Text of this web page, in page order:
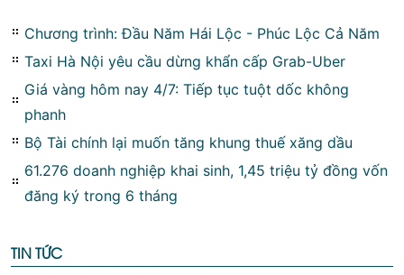
Chương trình: Đầu Năm Hái Lộc - Phúc Lộc Cả Năm
Taxi Hà Nội yêu cầu dừng khẩn cấp Grab-Uber
Giá vàng hôm nay 4/7: Tiếp tục tuột dốc không
phanh
Bộ Tài chính lại muốn tăng khung thuế xăng dầu
61.276 doanh nghiệp khai sinh, 1,45 triệu tỷ đồng vốn
đăng ký trong 6 tháng
TIN TỨC